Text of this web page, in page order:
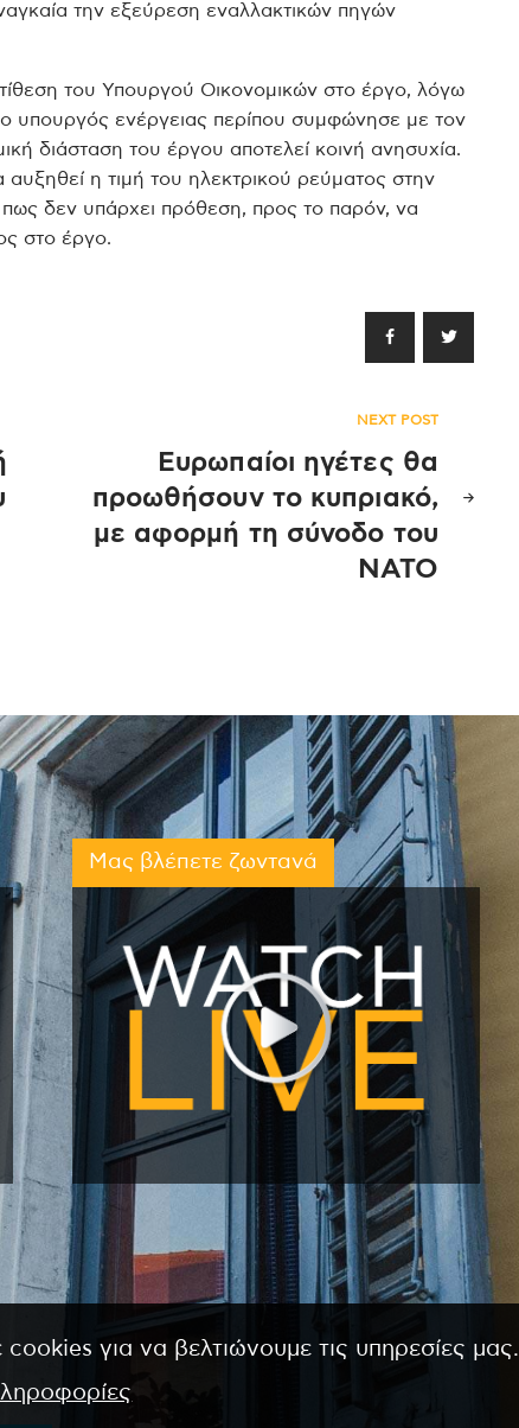
την εξεύρεση εναλλακτικών πηγών
του Υπουργού Οικονομικών στο έργο, λόγω
υπουργός ενέργειας περίπου συμφώνησε με τον
διάσταση του έργου αποτελεί κοινή ανησυχία.
η τιμή του ηλεκτρικού ρεύματος στην
δεν υπάρχει πρόθεση, προς το παρόν, να
στο έργο.
NEXT POST
Ευρωπαίοι ηγέτες θα
προωθήσουν το κυπριακό,
με αφορμή τη σύνοδο του
ΝΑΤΟ
Μας βλέπετε ζωντανά
cookies για να βελτιώνουμε τις υπηρεσίες μας.